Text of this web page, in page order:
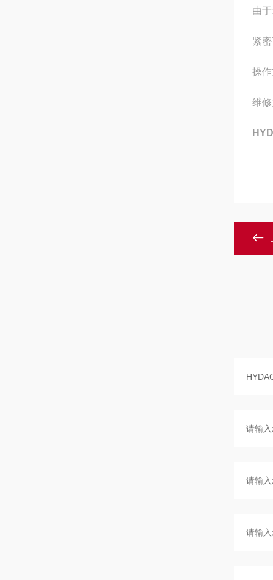
由
紧
操
维